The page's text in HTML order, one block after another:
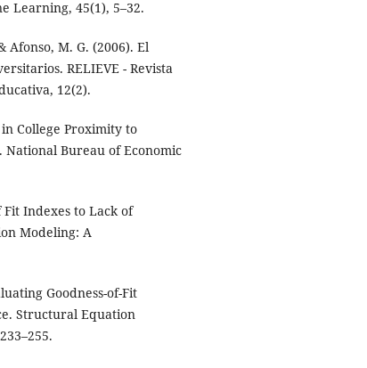
Learning, 45(1), 5–32.
Afonso, M. G. (2006). El
RELIEVE - Revista
12(2).
College Proximity to
National Bureau of Economic
Fit Indexes to Lack of
Modeling: A
Goodness-of-Fit
Structural Equation